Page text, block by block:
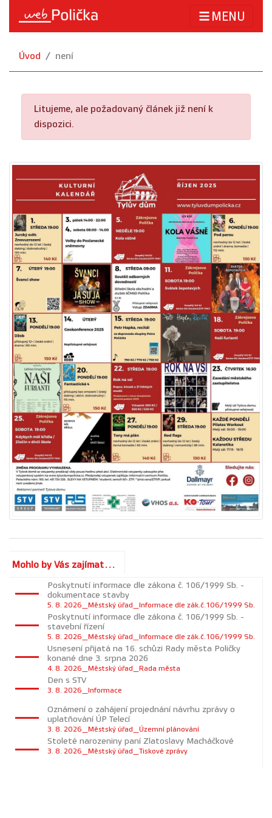
MENU
Úvod není
Litujeme, ale požadovaný článek již není k
dispozici.
Mohlo by Vás zajímat...
Poskytnutí informace dle zákona č. 106/1999 Sb. -
dokumentace stavby
5. 8. 2026_Městský úřad_Informace dle zák.č.106/1999 Sb.
Poskytnutí informace dle zákona č. 106/1999 Sb. -
stavební řízení
5. 8. 2026_Městský úřad_Informace dle zák.č.106/1999 Sb.
Usnesení přijatá na 16. schůzi Rady města Poličky
konané dne 3. srpna 2026
4. 8. 2026_Městský úřad_Rada města
Den s STV
3. 8. 2026_Informace
Oznámení o zahájení projednání návrhu zprávy o
uplatňování ÚP Telecí
3. 8. 2026_Městský úřad_Územní plánování
Stoleté narozeniny paní Zlatoslavy Macháčkové
3. 8. 2026_Městský úřad_Tiskové zprávy